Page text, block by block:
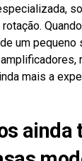
um pequeno
mais a
ainda